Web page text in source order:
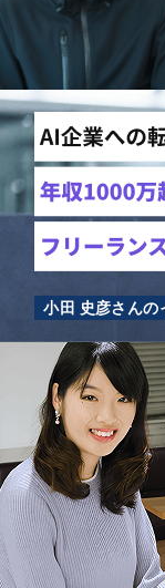
小田 史彦さんの